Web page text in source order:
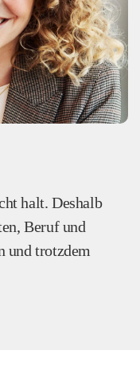
halt. Deshalb
Beruf und
und trotzdem